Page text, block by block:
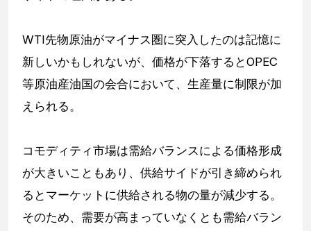
WTI先物原油がマイナス圏に突入したのは記憶に
新しいかもしれないが、価格が下落するとOPEC
等原油産油国の会合において、生産量に制限が加
えられる。
コモディティ市場は需給バランスによる価格形成
が大きいこともあり、供給サイドが引き締められ
るとマーケットに供給される物の量が減少する。
そのため、需要が高まっていなくとも需給バラン